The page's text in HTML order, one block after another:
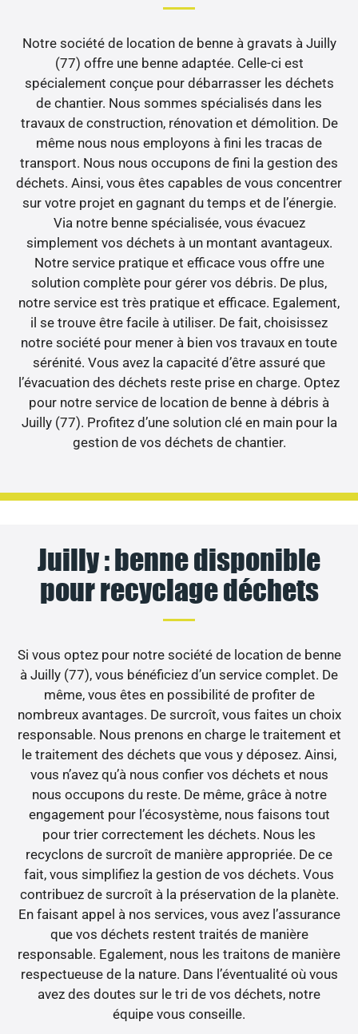
Notre société de location de benne à gravats à Juilly
(77) offre une benne adaptée. Celle-ci est
spécialement conçue pour débarrasser les déchets
de chantier. Nous sommes spécialisés dans les
travaux de construction, rénovation et démolition. De
même nous nous employons à fini les tracas de
transport. Nous nous occupons de fini la gestion des
déchets. Ainsi, vous êtes capables de vous concentrer
sur votre projet en gagnant du temps et de l’énergie.
Via notre benne spécialisée, vous évacuez
simplement vos déchets à un montant avantageux.
Notre service pratique et efficace vous offre une
solution complète pour gérer vos débris. De plus,
notre service est très pratique et efficace. Egalement,
il se trouve être facile à utiliser. De fait, choisissez
notre société pour mener à bien vos travaux en toute
sérénité. Vous avez la capacité d’être assuré que
l’évacuation des déchets reste prise en charge. Optez
pour notre service de location de benne à débris à
Juilly (77). Profitez d’une solution clé en main pour la
gestion de vos déchets de chantier.
Juilly : benne disponible
pour recyclage déchets
Si vous optez pour notre société de location de benne
à Juilly (77), vous bénéficiez d’un service complet. De
même, vous êtes en possibilité de profiter de
nombreux avantages. De surcroît, vous faites un choix
responsable. Nous prenons en charge le traitement et
le traitement des déchets que vous y déposez. Ainsi,
vous n’avez qu’à nous confier vos déchets et nous
nous occupons du reste. De même, grâce à notre
engagement pour l’écosystème, nous faisons tout
pour trier correctement les déchets. Nous les
recyclons de surcroît de manière appropriée. De ce
fait, vous simplifiez la gestion de vos déchets. Vous
contribuez de surcroît à la préservation de la planète.
En faisant appel à nos services, vous avez l’assurance
que vos déchets restent traités de manière
responsable. Egalement, nous les traitons de manière
respectueuse de la nature. Dans l’éventualité où vous
avez des doutes sur le tri de vos déchets, notre
équipe vous conseille.